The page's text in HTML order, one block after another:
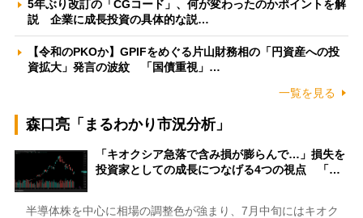
5年ぶり改訂の「CGコード」、何が変わったのかポイントを解
説 企業に成長投資の具体的な説…
【令和のPKOか】GPIFをめぐる片山財務相の「円資産への投
資拡大」発言の波紋 「国債重視」…
一覧を見る
森口亮「まるわかり市況分析」
「キオクシア急落で含み損が膨らんで…」損失を
投資家としての成長につなげる4つの視点 「…
半導体株を中心に相場の調整色が強まり、7月中旬にはキオク